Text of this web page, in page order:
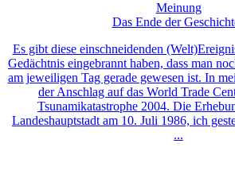
Meinung
Das Ende der
Es gibt diese einschneidenden
Gedächtnis eingebrannt haben, dass man
am jeweiligen Tag gerade gewesen ist. In
der Anschlag auf das World Trade
Tsunamikatastrophe 2004. Die
Landeshauptstadt am 10. Juli 1986, ich
...